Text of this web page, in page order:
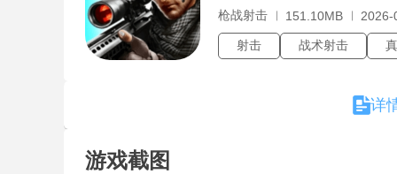
枪战射击
151.10MB 2026-
射击 战术射击
详
游戏截图